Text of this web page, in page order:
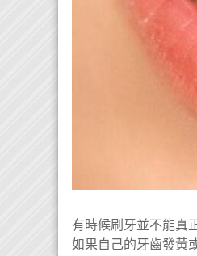
有時候刷牙並不能真
如果自己的牙齒發黃